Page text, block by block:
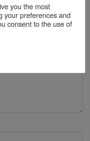
you the most
your preferences and
consent to the use of